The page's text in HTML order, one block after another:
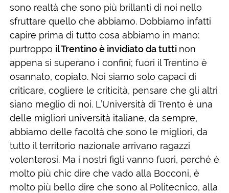
sono realtà che sono più brillanti di noi nello
sfruttare quello che abbiamo. Dobbiamo infatti
capire prima di tutto cosa abbiamo in mano:
purtroppo il Trentino è invidiato da tutti non
appena si superano i confini; fuori il Trentino è
osannato, copiato. Noi siamo solo capaci di
criticare, cogliere le criticità, pensare che gli altri
siano meglio di noi. L’Università di Trento è una
delle migliori università italiane, da sempre,
abbiamo delle facoltà che sono le migliori, da
tutto il territorio nazionale arrivano ragazzi
volenterosi. Ma i nostri figli vanno fuori, perché è
molto più chic dire che vado alla Bocconi, è
molto più bello dire che sono al Politecnico, alla